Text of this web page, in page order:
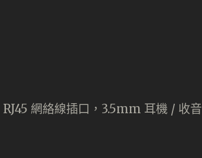
網絡線插口，3.5mm 耳機 / 收音